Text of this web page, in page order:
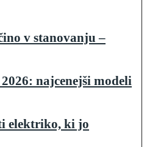
v stanovanju –
najcenejši modeli
elektriko, ki jo